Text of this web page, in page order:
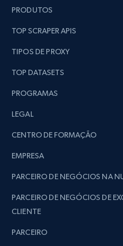
URL, Title, Rating, Reviews,
988+
Lazada - Products -
keyword
price, Currency, Stock, and
PRODUTOS
TOP SCRAPER APIS
TIPOS DE PROXY
TOP DATASETS
PROGRAMAS
LEGAL
CENTRO DE FORMAÇÃO
EMPRESA
PARCEIRO DE NEGÓCIOS NA
PARCEIRO DE NEGÓCIOS DE
CLIENTE
PARCEIRO